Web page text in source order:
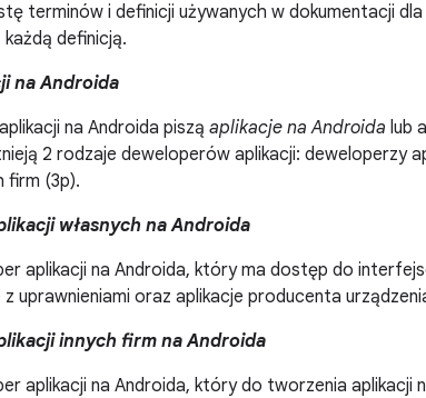
terminów i definicji używanych w dokumentacji
definicją.
na Androida
na Androida piszą aplikacje na Androida lub
2 rodzaje deweloperów aplikacji: deweloperzy
firm (3p).
własnych na Androida
aplikacji na Androida, który ma dostęp do
z uprawnieniami oraz aplikacje producenta
innych firm na Androida
aplikacji na Androida, który do tworzenia aplikacji